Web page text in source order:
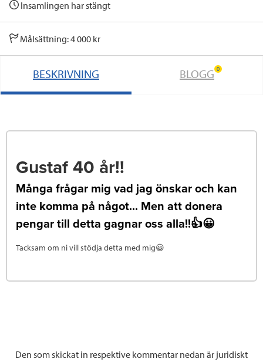
Insamlingen har stängt
Målsättning: 4 000 kr
BESKRIVNING BLOGG 0
Gustaf 40 år!!
Många frågar mig vad jag önskar och kan
inte komma på något... Men att donera
pengar till detta gagnar oss alla!!👍😀
Tacksam om ni vill stödja detta med mig😀
Den som skickat in respektive kommentar nedan är juridiskt